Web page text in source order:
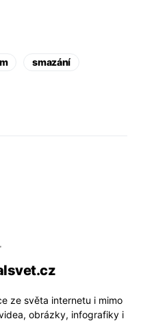
smazání
ze světa internetu i mimo
obrázky, infografiky i